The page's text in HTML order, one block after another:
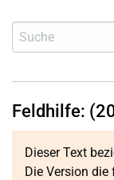
Feldhilfe:
Dieser Text
Die Version die